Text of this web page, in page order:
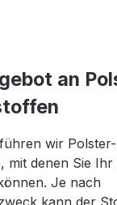
an
wir
mit denen Sie Ihr
Je nach
kann der